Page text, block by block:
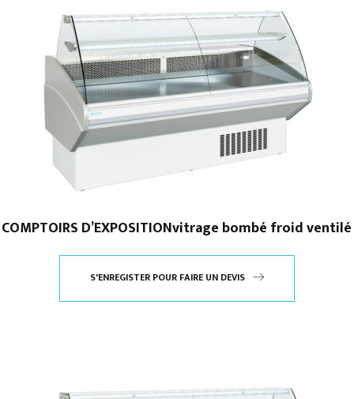
COMPTOIRS D’EXPOSITIONvitrage bombé froid ventilé
S'ENREGISTER POUR FAIRE UN DEVIS